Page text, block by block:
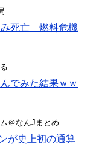
み死亡 燃料危機
でみた結果ｗｗ
＠なんJまとめ
が史上初の通算